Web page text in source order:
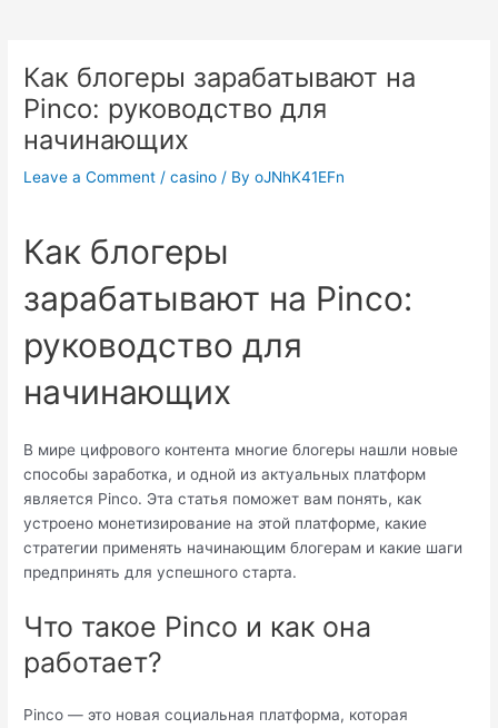
Как блогеры зарабатывают на
Pinco: руководство для
начинающих
Leave a Comment /casino / ByoJNhK41EFn
Как блогеры
зарабатывают на Pinco:
руководство для
начинающих
В мире цифрового контента многие блогеры нашли новые
способы заработка, и одной из актуальных платформ
является Pinco. Эта статья поможет вам понять, как
устроено монетизирование на этой платформе, какие
стратегии применять начинающим блогерам и какие шаги
предпринять для успешного старта.
Что такое Pinco и как она
работает?
Pinco — это новая социальная платформа, которая